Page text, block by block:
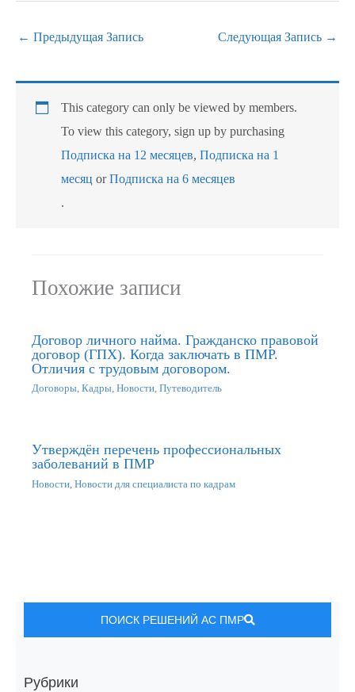
← Предыдущая Запись Следующая Запись →
This category can only be viewed by members.
To view this category, sign up by purchasing
Подписка на 12 месяцев,Подписка на 1
месяц orПодписка на 6 месяцев
.
Похожие записи
Договор личного найма. Гражданско правовой
договор (ГПХ). Когда заключать в ПМР.
Отличия с трудовым договором.
Договоры, Кадры, Новости, Путеводитель
Утверждён перечень профессиональных
заболеваний в ПМР
Новости Новости для специалиста по кадрам
ПОИСК РЕШЕНИЙ АС ПМР
Рубрики